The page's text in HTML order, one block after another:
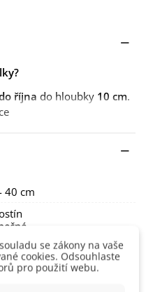
října do hloubky 10 cm.
pH.
vyndat ze země a uchovat
40 cm
se zákony na vaše
cookies. Odsouhlaste
pro použití webu.